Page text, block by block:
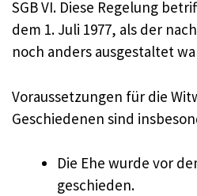
SGB VI. Diese Regelung
dem 1. Juli 1977, als der
noch anders ausgestaltet
Voraussetzungen für die
Geschiedenen sind
Die Ehe wurde vor
geschieden.